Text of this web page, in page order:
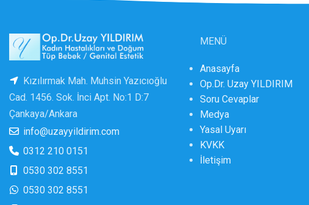
Kızılırmak Mah. Muhsin Yazıcıoğlu
Cad. 1456. Sok. İnci Apt. No:1 D:7
Çankaya/Ankara
info@uzayyildirim.com
0312 210 0151
0530 302 8551
0530 302 8551
MENÜ
Anasayfa
Op.Dr. Uzay YILDIRIM
Soru Cevaplar
Medya
Yasal Uyarı
KVKK
İletişim